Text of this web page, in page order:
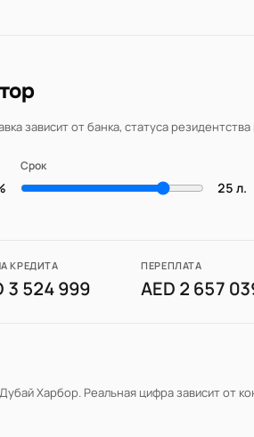
зависит от банка, статуса
Срок
25 л.
КРЕДИТА
3 524 999
ПЕРЕПЛАТА
AED 2 657
Дубай Харбор. Реальная цифра зависит от